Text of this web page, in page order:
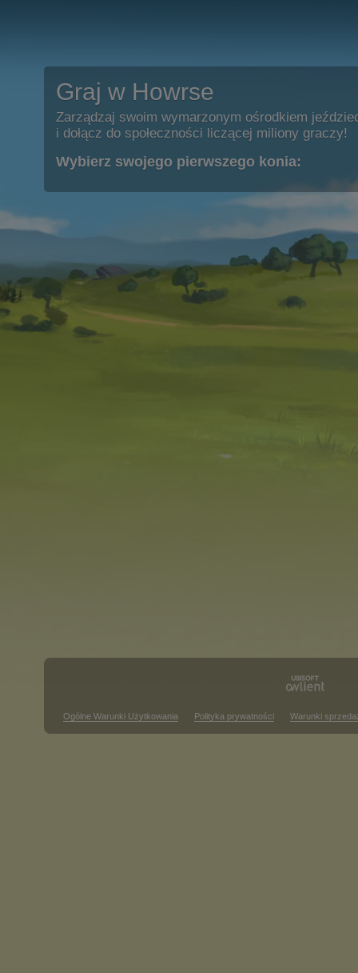
Graj w Howrse
Zarządzaj swoim wymarzonym ośrodkiem
i dołącz do społeczności liczącej miliony graczy!
Wybierz swojego pierwszego konia:
Ogólne Warunki Użytkowania Polityka prywatności Warunki